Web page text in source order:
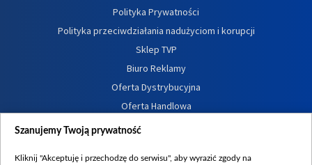
Polityka Prywatności
Polityka przeciwdziałania nadużyciom i korupcji
Sklep TVP
Biuro Reklamy
Oferta Dystrybucyjna
Oferta Handlowa
Dostępność
Procedura zgłoszeń wewnętrznych
Szanujemy Twoją prywatność
Kliknij "Akceptuję i przechodzę do serwisu", aby wyrazić zgody na